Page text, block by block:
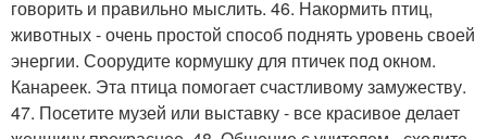
говорить и правильно мыслить. 46. Накормить птиц,
животных - очень простой способ поднять уровень своей
энергии. Соорудите кормушку для птичек под окном.
Канареек. Эта птица помогает счастливому замужеству.
47. Посетите музей или выставку - все красивое делает